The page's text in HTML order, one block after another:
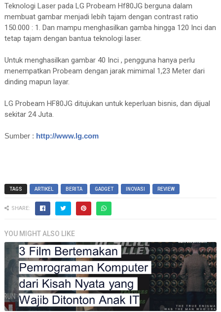
Teknologi Laser pada LG Probeam Hf80JG berguna dalam
membuat gambar menjadi lebih tajam dengan contrast ratio
150.000 : 1. Dan mampu menghasilkan gamba hingga 120 Inci dan
tetap tajam dengan bantua teknologi laser.
Untuk menghasilkan gambar 40 Inci , pengguna hanya perlu
menempatkan Probeam dengan jarak mimimal 1,23 Meter dari
dinding mapun layar.
LG Probeam HF80JG ditujukan untuk keperluan bisnis, dan dijual
sekitar 24 Juta.
Sumber : http://www.lg.com
TAGS ARTIKEL BERITA GADGET INOVASI REVIEW
SHARE:
YOU MIGHT ALSO LIKE